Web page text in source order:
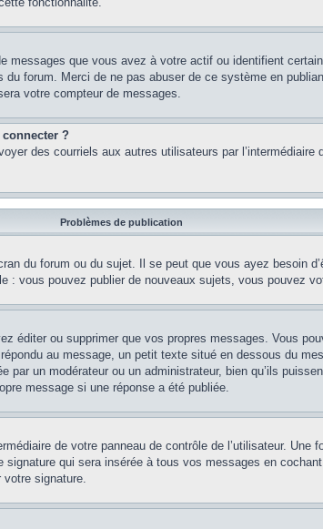
messages que vous avez à votre actif ou identifient
forum. Merci de ne pas abuser de ce système en
votre compteur de messages.
?
des courriels aux autres utilisateurs par l’intermédiaire
Problèmes de publication
du forum ou du sujet. Il se peut que vous ayez besoin
: vous pouvez publier de nouveaux sujets, vous pouvez
éditer ou supprimer que vos propres messages. Vous
au message, un petit texte situé en dessous du
par un modérateur ou un administrateur, bien qu’ils
message si une réponse a été publiée.
de votre panneau de contrôle de l’utilisateur.
qui sera insérée à tous vos messages en
votre signature.